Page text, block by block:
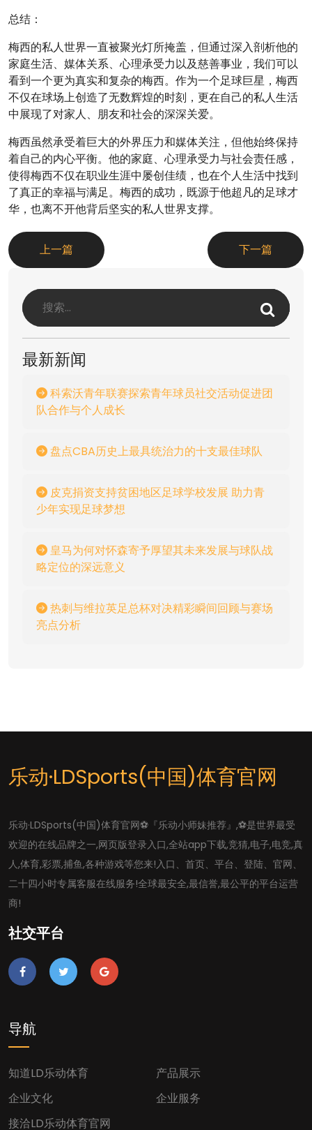
总结：
梅西的私人世界一直被聚光灯所掩盖，但通过深入剖析他的
家庭生活、媒体关系、心理承受力以及慈善事业，我们可以
看到一个更为真实和复杂的梅西。作为一个足球巨星，梅西
不仅在球场上创造了无数辉煌的时刻，更在自己的私人生活
中展现了对家人、朋友和社会的深深关爱。
梅西虽然承受着巨大的外界压力和媒体关注，但他始终保持
着自己的内心平衡。他的家庭、心理承受力与社会责任感，
使得梅西不仅在职业生涯中屡创佳绩，也在个人生活中找到
了真正的幸福与满足。梅西的成功，既源于他超凡的足球才
华，也离不开他背后坚实的私人世界支撑。
上一篇 下一篇
最新新闻
科索沃青年联赛探索青年球员社交活动促进团
队合作与个人成长
盘点CBA历史上最具统治力的十支最佳球队
皮克捐资支持贫困地区足球学校发展 助力青
少年实现足球梦想
皇马为何对怀森寄予厚望其未来发展与球队战
略定位的深远意义
热刺与维拉英足总杯对决精彩瞬间回顾与赛场
亮点分析
乐动·LDSports(中国)体育官网
乐动·LDSports(中国)体育官网⚽️『乐动小师妹推荐』,⚽️是世界最受
欢迎的在线品牌之一,网页版登录入口,全站app下载,竞猜,电子,电竞,真
人,体育,彩票,捕鱼,各种游戏等您来!入口、首页、平台、登陆、官网、
二十四小时专属客服在线服务!全球最安全,最信誉,最公平的平台运营
商!
社交平台
导航
知道LD乐动体育
产品展示
企业文化
企业服务
接洽LD乐动体育官网